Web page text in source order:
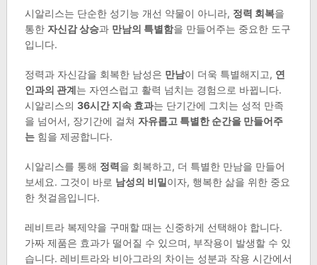
시알리스는 단순한 성기능 개선 약물이 아니라, 정력 회복을
통한 자신감 상승과 만남의 특별함을 만들어주는 중요한 도구
입니다.
정력과 자신감을 회복한 남성은 만남이 더욱 특별해지고, 연
인과의 관계는 자연스럽고 활력 넘치는 경험으로 바뀝니다.
시알리스의 36시간 지속 효과는 단기간에 그치는 성적 만족
을 넘어서, 장기간에 걸쳐 자유롭고 특별한 순간을 만들어주
는힘을 제공합니다.
시알리스를 통해 정력을 회복하고, 더 특별한 만남을 만들어
보세요. 그것이 바로 남성의 비밀이자, 행복한 삶을 위한 중요
한 첫걸음입니다.
레비트라 복제약을 구매할 때는 신중하게 선택해야 합니다.
가짜 제품은 효과가 떨어질 수 있으며, 부작용이 발생할 수 있
습니다. 레비트라와 비아그라의 차이는 성분과 작용 시간에서